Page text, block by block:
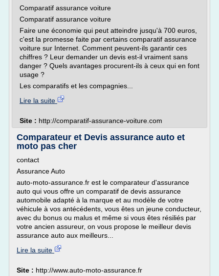
Comparatif assurance voiture
Comparatif assurance voiture
Faire une économie qui peut atteindre jusqu'à 700 euros,
c'est la promesse faite par certains comparatif assurance
voiture sur Internet. Comment peuvent-ils garantir ces
chiffres ? Leur demander un devis est-il vraiment sans
danger ? Quels avantages procurent-ils à ceux qui en font
usage ?
Les comparatifs et les compagnies...
Lire la suite
Site : http://comparatif-assurance-voiture.com
Comparateur et Devis assurance auto et
moto pas cher
contact
Assurance Auto
auto-moto-assurance.fr est le comparateur d'assurance
auto qui vous offre un comparatif de devis assurance
automobile adapté à la marque et au modèle de votre
véhicule à vos antécédents, vous êtes un jeune conducteur,
avec du bonus ou malus et même si vous êtes résiliés par
votre ancien assureur, on vous propose le meilleur devis
assurance auto aux meilleurs...
Lire la suite
Site : http://www.auto-moto-assurance.fr